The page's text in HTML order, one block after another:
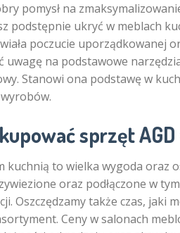
pomysł na
podstępnie ukryć w meblach
poczucie uporządkowanej
uwagę na podstawowe
Stanowi ona podstawę w
sprzęt
kuchnią to wielka wygoda oraz
oraz podłączone w
Oszczędzamy także czas, jaki
Ceny w salonach